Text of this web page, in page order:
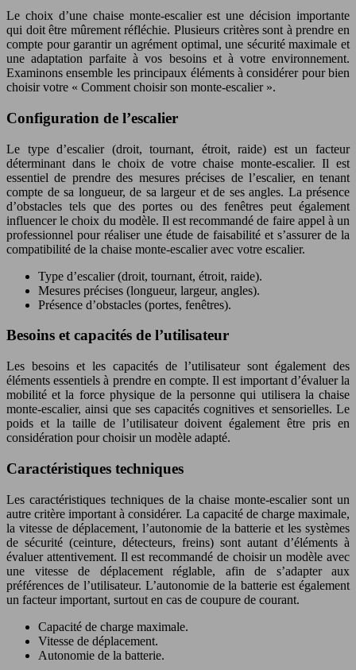
Le choix d’une chaise monte-escalier est une décision importante
qui doit être mûrement réfléchie. Plusieurs critères sont à prendre en
compte pour garantir un agrément optimal, une sécurité maximale et
une adaptation parfaite à vos besoins et à votre environnement.
Examinons ensemble les principaux éléments à considérer pour bien
choisir votre « Comment choisir son monte-escalier ».
Configuration de l’escalier
Le type d’escalier (droit, tournant, étroit, raide) est un facteur
déterminant dans le choix de votre chaise monte-escalier. Il est
essentiel de prendre des mesures précises de l’escalier, en tenant
compte de sa longueur, de sa largeur et de ses angles. La présence
d’obstacles tels que des portes ou des fenêtres peut également
influencer le choix du modèle. Il est recommandé de faire appel à un
professionnel pour réaliser une étude de faisabilité et s’assurer de la
compatibilité de la chaise monte-escalier avec votre escalier.
Type d’escalier (droit, tournant, étroit, raide).
Mesures précises (longueur, largeur, angles).
Présence d’obstacles (portes, fenêtres).
Besoins et capacités de l’utilisateur
Les besoins et les capacités de l’utilisateur sont également des
éléments essentiels à prendre en compte. Il est important d’évaluer la
mobilité et la force physique de la personne qui utilisera la chaise
monte-escalier, ainsi que ses capacités cognitives et sensorielles. Le
poids et la taille de l’utilisateur doivent également être pris en
considération pour choisir un modèle adapté.
Caractéristiques techniques
Les caractéristiques techniques de la chaise monte-escalier sont un
autre critère important à considérer. La capacité de charge maximale,
la vitesse de déplacement, l’autonomie de la batterie et les systèmes
de sécurité (ceinture, détecteurs, freins) sont autant d’éléments à
évaluer attentivement. Il est recommandé de choisir un modèle avec
une vitesse de déplacement réglable, afin de s’adapter aux
préférences de l’utilisateur. L’autonomie de la batterie est également
un facteur important, surtout en cas de coupure de courant.
Capacité de charge maximale.
Vitesse de déplacement.
Autonomie de la batterie.